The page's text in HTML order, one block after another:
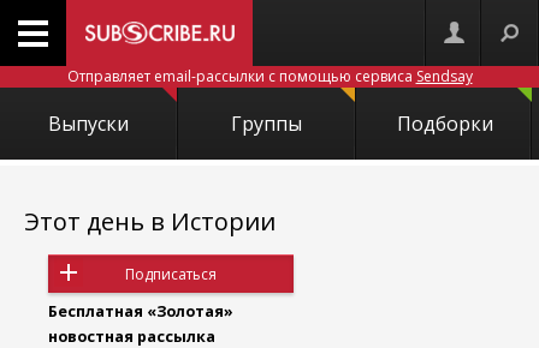
Отправляет email-рассылки с помощью сервиса Sendsay
Выпуски Группы Подборки
Этот день в Истории
Подписаться
Бесплатная «Золотая»
новостная рассылка